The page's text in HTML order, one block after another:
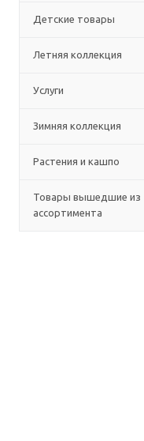
Детские товары
Летняя коллекция
Услуги
Зимняя коллекция
Растения и кашпо
Товары вышедшие из
ассортимента